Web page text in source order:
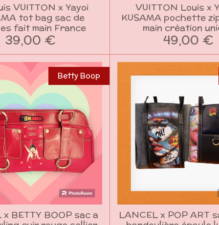
VUITTON x Yayoi
tot bag sac de
fait main France
39,00 €
VUITTON Louis x
KUSAMA pochette
main création
49,00 €
Betty Boop
x BETTY BOOP sac a
LANCEL x POP ART